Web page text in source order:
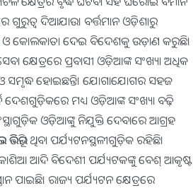
ଦିଆଯାଉ। ବର୍ତ୍ତମାନ ଓଡ଼ିଶାରୁ
ଓ କୋଲକାତା ଦେଇ ବିଦେଶକୁ ଉଡ଼ାଣ କରୁଛି।
କ୍ଷେତ୍ରରେ ପ୍ରବାସୀ ଓଡ଼ିଆଙ୍କ ସଂଖ୍ୟା ଅଧିକ
ସମୃଦ୍ଧ ହୋଇଛନ୍ତି। ଯୋଗାଯୋଗର ସହଜ
ଦେଶଗୁଡ଼ିକରେ ମଧ୍ୟ ଓଡ଼ିଆଙ୍କ ସଂଖ୍ୟା ବଢ଼ି
ଓଡ଼ିଆଙ୍କୁ ନିଯୁକ୍ତି ଦେବାରେ ଆଗ୍ରହ
ଥିବା ପର୍ଯ୍ୟଟନସ୍ଥଳୀଗୁଡ଼ିକ ରହିଛି।
ଆଦି ବିଦେଶୀ ପର୍ଯ୍ୟଟକଙ୍କୁ ବେଶ୍‌ ଆକୃଷ୍ଟ
ପାଇଛି। ରାଜ୍ୟ ପର୍ଯ୍ୟଟନ କ୍ଷେତ୍ରରେ